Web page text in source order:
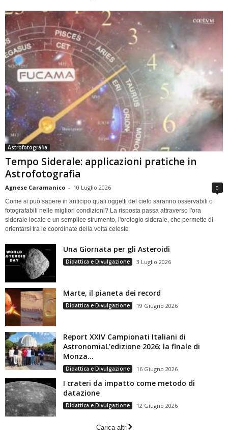
Astrofotografia
Tempo Siderale: applicazioni pratiche in
Astrofotografia
Agnese Caramanico - 10 Luglio 2026 0
Come si può sapere in anticipo quali oggetti del cielo saranno osservabili o
fotografabili nelle migliori condizioni? La risposta passa attraverso l'ora
siderale locale e un semplice strumento, l'orologio siderale, che permette di
orientarsi tra le coordinate della volta celeste
Una Giornata per gli Asteroidi
Didattica e Divulgazione 3 Luglio 2026
Marte, il pianeta dei record
Didattica e Divulgazione 19 Giugno 2026
Report XXIV Campionati Italiani di
AstronomiaL'edizione 2026: la finale di
Monza...
Didattica e Divulgazione 16 Giugno 2026
I crateri da impatto come metodo di
datazione
Didattica e Divulgazione 12 Giugno 2026
Carica altri